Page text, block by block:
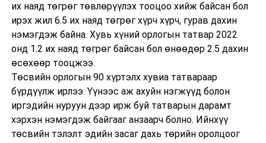
их наяд төгрөг төвлөрүүлэх тооцоо хийж байсан бол
ирэх жил 6.5 их наяд төгрөг хүрч хүрч, гурав дахин
нэмэгдэж байна. Хувь хүний орлогын татвар 2022
онд 1.2 их наяд төгрөг байсан бол өнөөдөр 2.5 дахин
өсөхөөр тооцжээ.
Төсвийн орлогын 90 хүртэлх хувиа татвараар
бүрдүүлж ирлээ. Үүнээс аж ахуйн нэгжүүд болон
иргэдийн нуруун дээр ирж буй татварын дарамт
хэрхэн нэмэгдэж байгааг анзаарч болно. Ийнхүү
төсвийн тэлэлт эдийн засаг дахь төрийн оролцоог